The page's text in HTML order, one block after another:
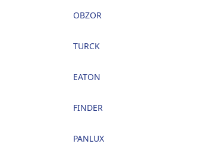
OBZOR
TURCK
EATON
FINDER
PANLUX